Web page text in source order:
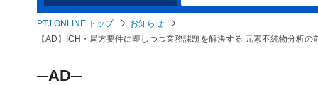
PTJ ONLINE トップ
お知らせ
【AD】​​​​​​​ICH・局方要件に即しつつ業務課題を解決する 元素不純物分析
─AD─